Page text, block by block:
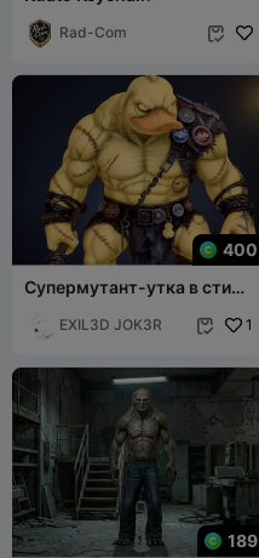
Rad-Com 
400
Супермутант-утка в стиле
EXIL3D JOK3R  1
189